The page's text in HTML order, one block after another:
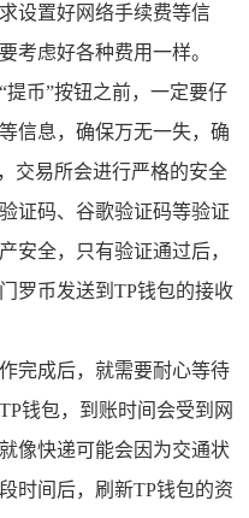
设置好网络手续费等信
考虑好各种费用一样。
提币”按钮之前，一定要仔
信息，确保万无一失，确
交易所会进行严格的安全
证码、谷歌验证码等验证
安全，只有验证通过后，
罗币发送到TP钱包的接收
完成后，就需要耐心等待
钱包，到账时间会受到网
像快递可能会因为交通状
时间后，刷新TP钱包的资